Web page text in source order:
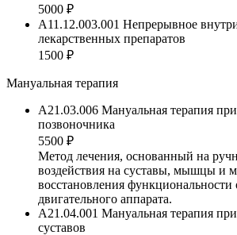
5000 ₽
A11.12.003.001 Непрерывное
лекарственных препаратов
1500 ₽
Мануальная терапия
A21.03.006 Мануальная терапия
позвоночника
5500 ₽
Метод лечения, основанный на
воздействия на суставы, мышцы и
восстановления функциональности
двигательного аппарата.
A21.04.001 Мануальная терапия
суставов